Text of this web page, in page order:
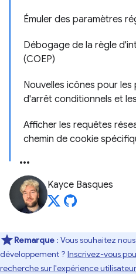
Émuler des paramètres
Débogage de la règle
(COEP)
Nouvelles icônes pour
d'arrêt conditionnels et
Afficher les requêtes
chemin de cookie
Kayce Basques
Remarque : Vous souhaitez
développement ? Inscrivez-vous
recherche sur l'expérience